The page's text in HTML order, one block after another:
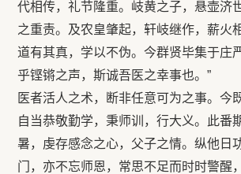
代相传，礼节隆重。岐黄之子，悬壶济
之重责。及农皇肇起，轩岐继作，薪火
道有其真，学以不伪。今群贤毕集于庄
乎铿锵之声，斯诚吾医之幸事也。”
医者活人之术，断非任意可为之事。今
自当恭敬勤学，秉师训，行大义。此番
暑，虔存感念之心，父子之情。纵他日
门，亦不忘师恩，常思不足而时时警醒